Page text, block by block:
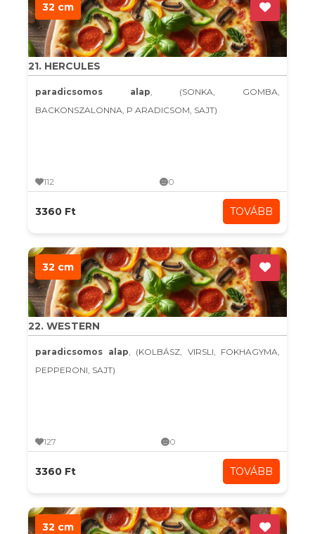
32 cm
21. HERCULES
paradicsomos alap, (SONKA, GOMBA,
BACKONSZALONNA, P ARADICSOM, SAJT)
112 0
3360 Ft TOVÁBB
32 cm
22. WESTERN
paradicsomos alap, (KOLBÁSZ, VIRSLI, FOKHAGYMA,
PEPPERONI, SAJT)
127 0
3360 Ft TOVÁBB
32 cm